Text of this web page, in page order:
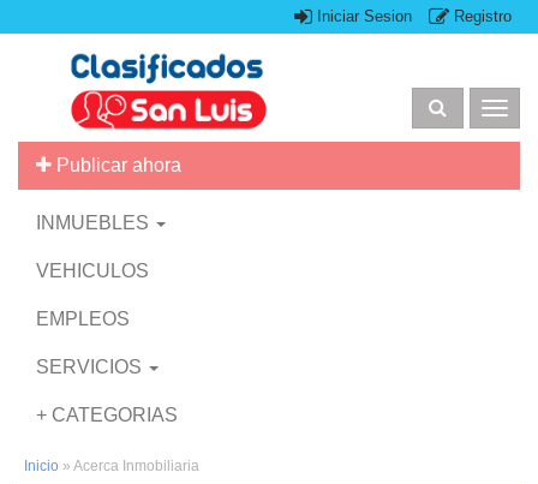
Iniciar Sesion Registro
Publicar ahora
INMUEBLES
VEHICULOS
EMPLEOS
SERVICIOS
+ CATEGORIAS
Inicio » Acerca Inmobiliaria